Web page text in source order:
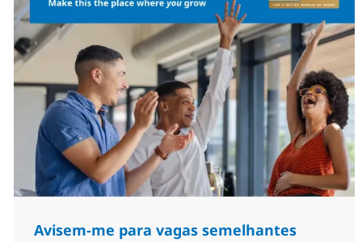
Avisem-me para vagas semelhantes